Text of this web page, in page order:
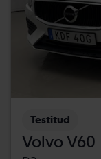
Testitud
Volvo V60